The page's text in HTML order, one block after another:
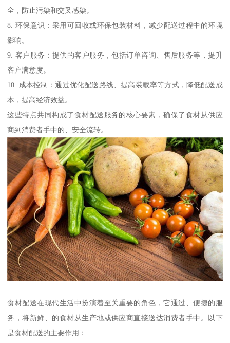
全，防止污染和交叉感染。
8. 环保意识：采用可回收或环保包装材料，减少配送过程中的环境
影响。
9. 客户服务：提供的客户服务，包括订单咨询、售后服务等，提升
客户满意度。
10. 成本控制：通过优化配送路线、提高装载率等方式，降低配送成
本，提高经济效益。
这些特点共同构成了食材配送服务的核心要素，确保了食材从供应
商到消费者手中的、安全流转。
食材配送在现代生活中扮演着至关重要的角色，它通过、便捷的服
务，将新鲜、的食材从生产地或供应商直接送达消费者手中。以下
是食材配送的主要作用：